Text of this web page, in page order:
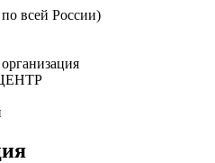
всей России)